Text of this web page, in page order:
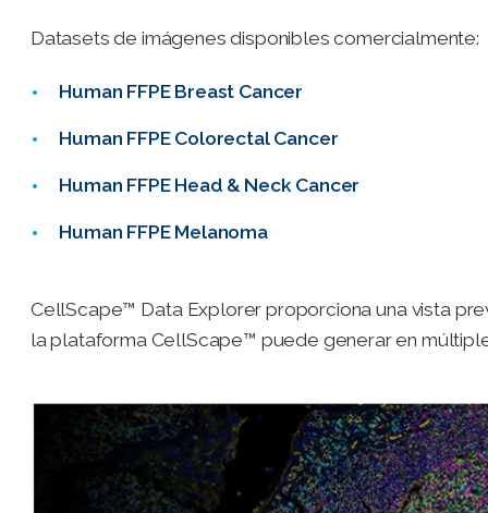
Datasets de imágenes disponibles comercialmente:
Human FFPE Breast Cancer
Human FFPE Colorectal Cancer
Human FFPE Head & Neck Cancer
Human FFPE Melanoma
CellScape™ Data Explorer proporciona una vista
la plataforma CellScape™ puede generar en